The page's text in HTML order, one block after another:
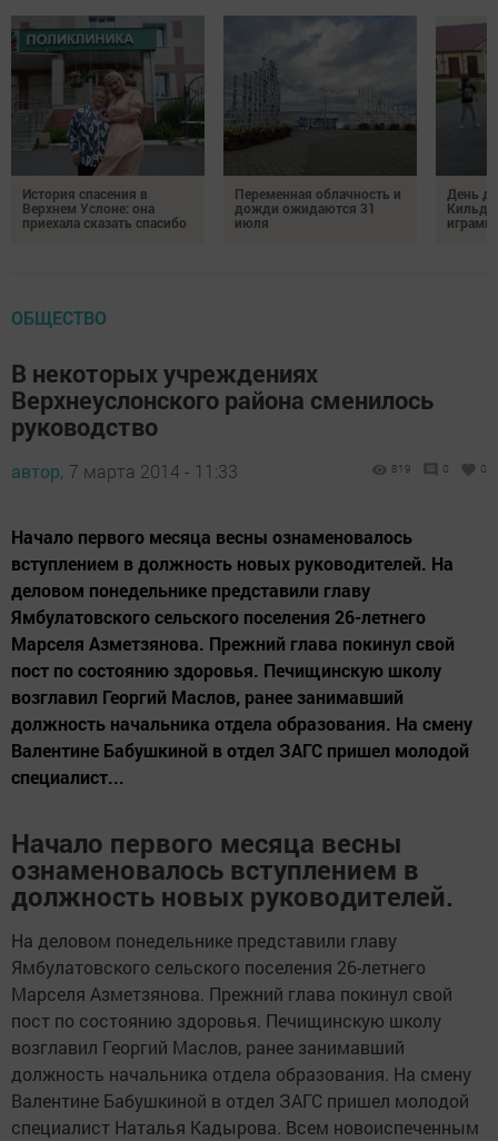
История спасения в
Верхнем Услоне: она
приехала сказать спасибо
Переменная облачность и
дожди ожидаются 31
июля
День
играми
ОБЩЕСТВО
В некоторых учреждениях
Верхнеуслонского района сменилось
руководство
автор, 7 марта 2014 - 11:33 819 0 0
Начало первого месяца весны ознаменовалось
вступлением в должность новых руководителей. На
деловом понедельнике представили главу
Ямбулатовского сельского поселения 26-летнего
Марселя Азметзянова. Прежний глава покинул свой
пост по состоянию здоровья. Печищинскую школу
возглавил Георгий Маслов, ранее занимавший
должность начальника отдела образования. На смену
Валентине Бабушкиной в отдел ЗАГС пришел молодой
специалист...
Начало первого месяца весны
ознаменовалось вступлением в
должность новых руководителей.
На деловом понедельнике представили главу
Ямбулатовского сельского поселения 26-летнего
Марселя Азметзянова. Прежний глава покинул свой
пост по состоянию здоровья. Печищинскую школу
возглавил Георгий Маслов, ранее занимавший
должность начальника отдела образования. На смену
Валентине Бабушкиной в отдел ЗАГС пришел молодой
специалист Наталья Кадырова. Всем новоиспеченным